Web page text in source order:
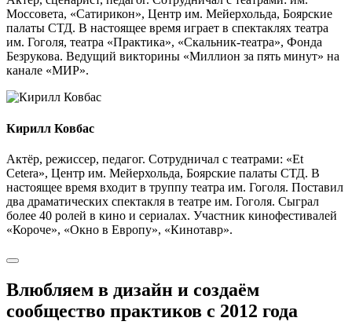
Моссовета, «Сатирикон», Центр им. Мейерхольда, Боярские
палаты СТД. В настоящее время играет в спектаклях театра
им. Гоголя, театра «Практика», «Скальник-театра», Фонда
Безрукова. Ведущий викторины «Миллион за пять минут» на
канале «МИР».
Кирилл Ковбас
Актёр, режиссер, педагог. Сотрудничал с театрами: «Et
Cetera», Центр им. Мейерхольда, Боярские палаты СТД. В
настоящее время входит в труппу театра им. Гоголя. Поставил
два драматических спектакля в театре им. Гоголя. Сыграл
более 40 ролей в кино и сериалах. Участник кинофестивалей
«Короче», «Окно в Европу», «Кинотавр».
Влюбляем в дизайн и создаём
сообщество практиков с 2012 года